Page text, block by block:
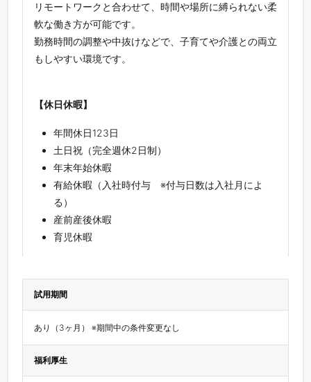
リモートワークと合わせて、時間や場所に縛られない柔
軟な働き方が可能です。
勤務時間の調整や中抜けなどで、子育てや介護との両立
もしやすい環境です。
【休日休暇】
年間休日123日
土日祝（完全週休2日制）
年末年始休暇
有給休暇（入社時付与 ※付与日数は入社月によ
る）
産前産後休暇
育児休暇
試用期間
あり（3ヶ月） ※期間中の条件変更なし
福利厚生